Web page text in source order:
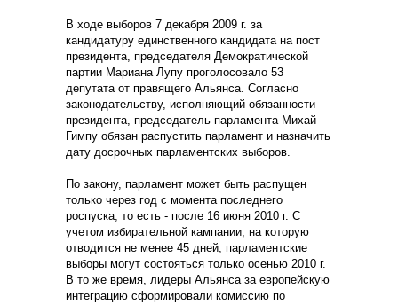
В ходе выборов 7 декабря 2009 г. за
кандидатуру единственного кандидата на пост
президента, председателя Демократической
партии Мариана Лупу проголосовало 53
депутата от правящего Альянса. Согласно
законодательству, исполняющий обязанности
президента, председатель парламента Михай
Гимпу обязан распустить парламент и назначить
дату досрочных парламентских выборов.
По закону, парламент может быть распущен
только через год с момента последнего
роспуска, то есть - после 16 июня 2010 г. С
учетом избирательной кампании, на которую
отводится не менее 45 дней, парламентские
выборы могут состояться только осенью 2010 г.
В то же время, лидеры Альянса за европейскую
интеграцию сформировали комиссию по